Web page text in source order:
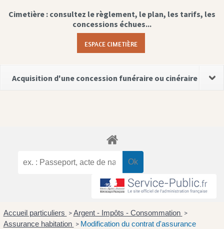
Cimetière : consultez le règlement, le plan, les tarifs, les
concessions échues...
ESPACE CIMETIÈRE
Acquisition d'une concession funéraire ou cinéraire
Accueil particuliers > Argent - Impôts - Consommation >
Assurance habitation > Modification du contrat d'assurance